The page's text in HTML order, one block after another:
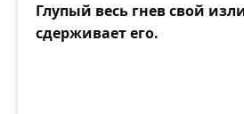
Глупый весь гнев свой
сдерживает его.